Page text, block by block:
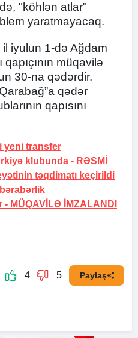
"köhlən atlar"
yaratmayacaq.
iyulun 1-də Ağdam
müqavilə
30-na qədərdir.
qədər
qapısını
yeni transfer
klubunda - RƏSMİ
təqdimatı keçirildi
- MÜQAVİLƏ İMZALANDI
4 5 Paylaş